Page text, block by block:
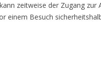
zeitweise der Zugang zur
einem Besuch